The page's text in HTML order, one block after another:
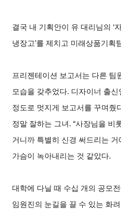
결국 내 기획안이 유 대리님의 ‘
냉장고’를 제치고 미래상품기획
프리젠테이션 보고서는 다른 팀
모습을 갖추었다. 디자이너 출
정도로 멋지게 보고서를 꾸며줬
정말 잘하는 그녀. “사장님을 비
거니까 특별히 신경 써드리는 거
가슴이 녹아내리는 것 같았다.
대학에 다닐 때 수십 개의 공모
임원진의 눈길을 끌 수 있는 화